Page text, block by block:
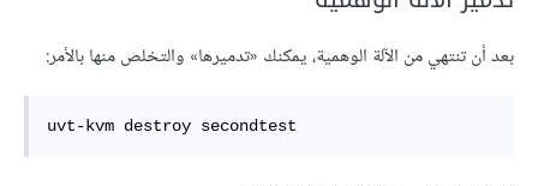
بعد أن تنتهي من الآلة الوهمية، يمكنك «تدميرها» والتخلص منها بالأمر:
uvt-kvm destroy secondtest